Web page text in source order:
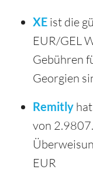
XE ist die
EUR/GEL
Gebühren
Georgien
Remitly
von
EUR